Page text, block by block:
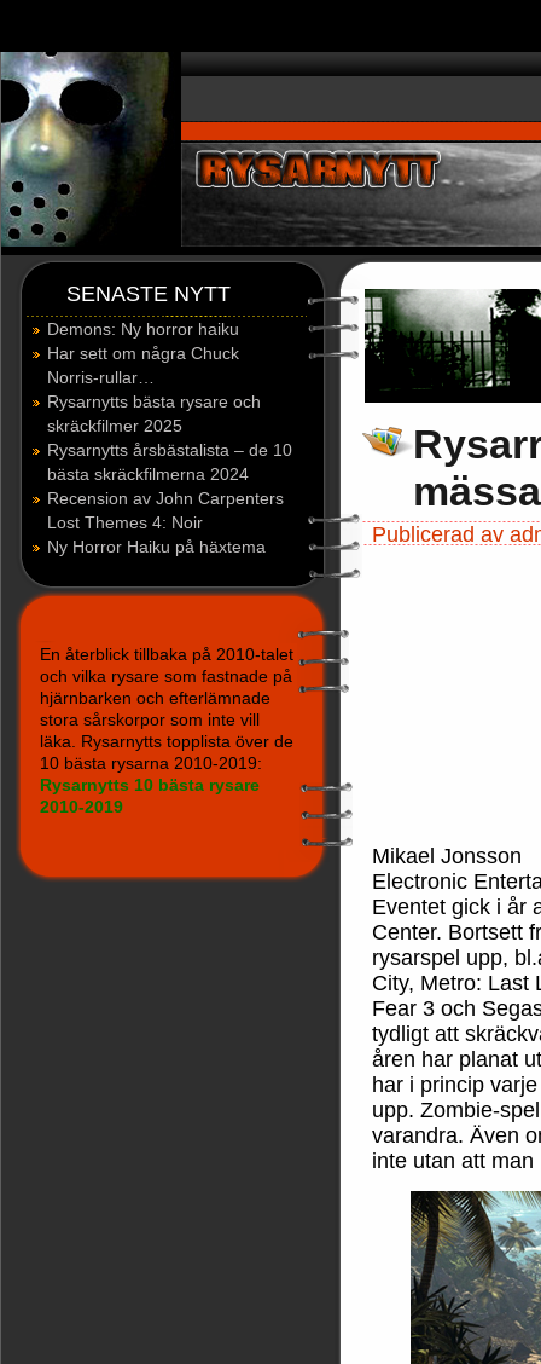
SENASTE NYTT
Demons: Ny horror haiku
Har sett om några Chuck
Norris-rullar…
Rysarnytts bästa rysare och
skräckfilmer 2025
Rysarnytts årsbästalista – de 10
bästa skräckfilmerna 2024
Recension av John Carpenters
Lost Themes 4: Noir
Ny Horror Haiku på häxtema
En återblick tillbaka på 2010-talet
och vilka rysare som fastnade på
hjärnbarken och efterlämnade
stora sårskorpor som inte vill
läka. Rysarnytts topplista över de
10 bästa rysarna 2010-2019:
Rysarnytts 10 bästa rysare
2010-2019
Publicerad av
Mikael Jonsson
Electronic
Eventet gick i år
Center. Bortsett
rysarspel upp,
City, Metro: Last
Fear 3 och
tydligt att
åren har planat
har i princip
upp. Zombie-
varandra. Även
inte utan att